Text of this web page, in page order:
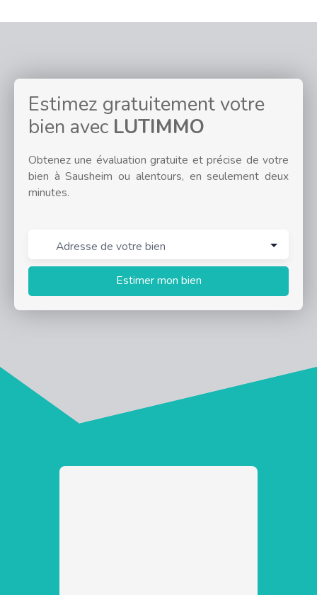
Estimez gratuitement votre
bien avec LUTIMMO
Obtenez une évaluation gratuite et précise de votre
bien à Sausheim ou alentours, en seulement deux
minutes.
Adresse de votre bien
Estimer mon bien